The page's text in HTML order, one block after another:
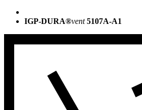
IGP-DURA®vent 5107A-A1